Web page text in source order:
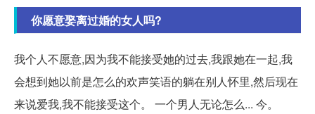
你愿意娶离过婚的女人吗?
我个人不愿意,因为我不能接受她的过去,我跟她在一起,我
会想到她以前是怎么的欢声笑语的躺在别人怀里,然后现在
来说爱我,我不能接受这个。 一个男人无论怎么... 今。